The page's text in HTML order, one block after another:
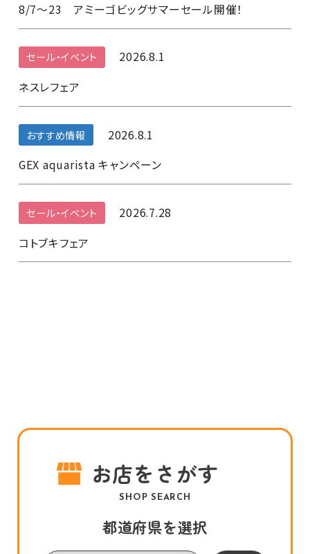
8/7～23 アミーゴビッグサマーセール開催！
セール・イベント
2026.8.1
ネスレフェア
おすすめ情報
2026.8.1
GEX aquarista キャンペーン
セール・イベント
2026.7.28
コトブキフェア
お店をさがす
SHOP SEARCH
都道府県を選択